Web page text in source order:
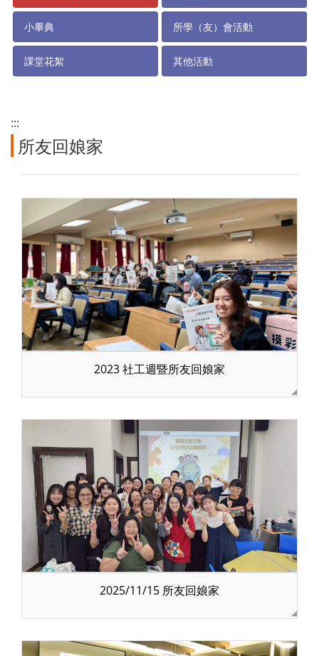
小畢典 所學（友）會活動
課堂花絮 其他活動
:::
所友回娘家
2023 社工週暨所友回娘家
2025/11/15 所友回娘家